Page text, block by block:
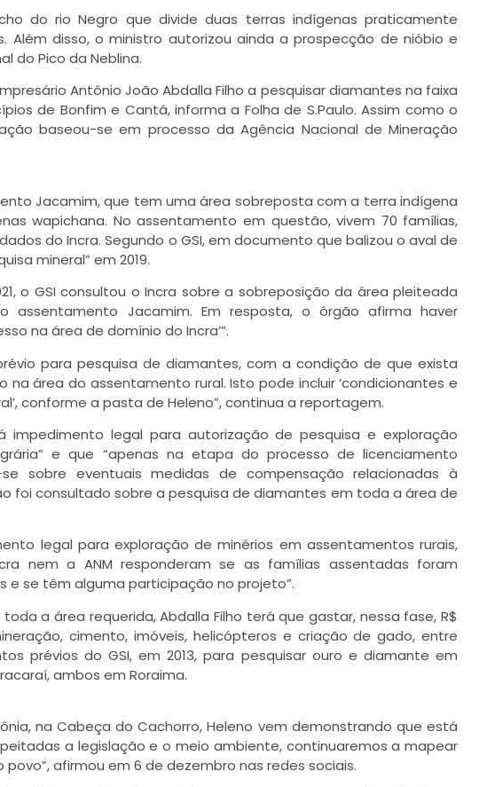
do rio Negro que divide duas terras indígenas praticamente
Além disso, o ministro autorizou ainda a prospecção de nióbio e
do Pico da Neblina.
Antônio João Abdalla Filho a pesquisar diamantes na faixa
de Bonfim e Cantá, informa a Folha de S.Paulo. Assim como o
baseou-se em processo da Agência Nacional de Mineração
Jacamim, que tem uma área sobreposta com a terra indígena
wapichana. No assentamento em questão, vivem 70 famílias,
do Incra. Segundo o GSI, em documento que balizou o aval de
mineral” em 2019.
o GSI consultou o Incra sobre a sobreposição da área pleiteada
Jacamim. Em resposta, o órgão afirma haver
na área de domínio do Incra’”.
para pesquisa de diamantes, com a condição de que exista
área do assentamento rural. Isto pode incluir ‘condicionantes e
conforme a pasta de Heleno”, continua a reportagem.
impedimento legal para autorização de pesquisa e exploração
e que “apenas na etapa do processo de licenciamento
sobre eventuais medidas de compensação relacionadas à
foi consultado sobre a pesquisa de diamantes em toda a área de
legal para exploração de minérios em assentamentos rurais,
nem a ANM responderam se as famílias assentadas foram
se têm alguma participação no projeto”.
a área requerida, Abdalla Filho terá que gastar, nessa fase, R$
cimento, imóveis, helicópteros e criação de gado, entre
prévios do GSI, em 2013, para pesquisar ouro e diamante em
ambos em Roraima.
na Cabeça do Cachorro, Heleno vem demonstrando que está
a legislação e o meio ambiente, continuaremos a mapear
afirmou em 6 de dezembro nas redes sociais.